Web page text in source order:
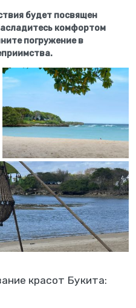
будет посвящен
комфортом
погружение в
красот Букита: